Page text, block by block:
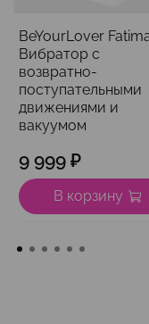
BeYourLover
Вибратор с
возвратно-
поступательными
движениями и
вакуумом
9 999 ₽
В корзину